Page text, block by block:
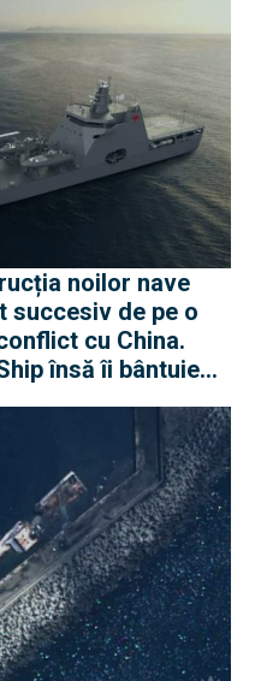
noilor nave
succesiv de pe o
cu China.
însă îi bântuie